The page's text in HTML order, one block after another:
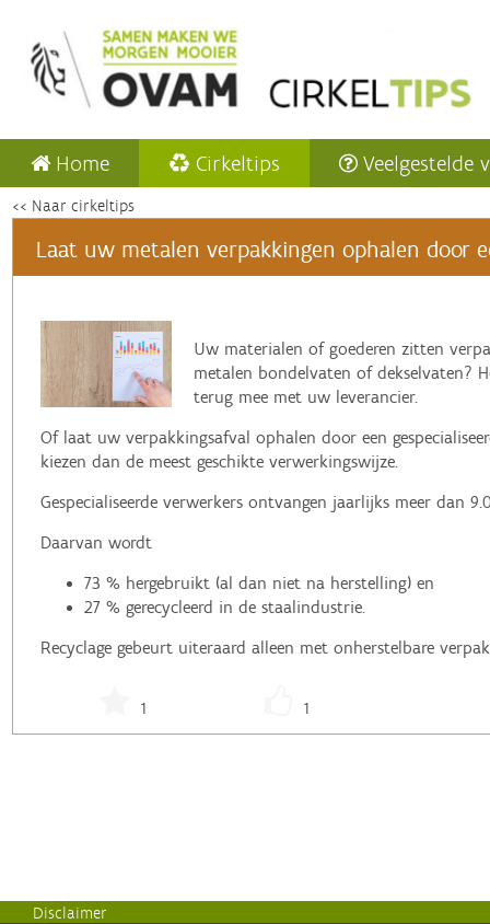
Home Cirkeltips Veelgestelde
<< Naar cirkeltips
Laat uw metalen verpakkingen ophalen door
‌Uw materialen of goederen zitten
metalen bondelvaten of dekselvaten?
terug mee met uw leverancier.
Of laat uw verpakkingsafval ophalen door een
kiezen dan de meest geschikte verwerkingswijze.
Gespecialiseerde verwerkers ontvangen jaarlijks meer dan
Daarvan wordt
73 % hergebruikt (al dan niet na herstelling) en
27 % gerecycleerd in de staalindustrie.
Recyclage gebeurt uiteraard alleen met onherstelbare
1 1
Disclaimer